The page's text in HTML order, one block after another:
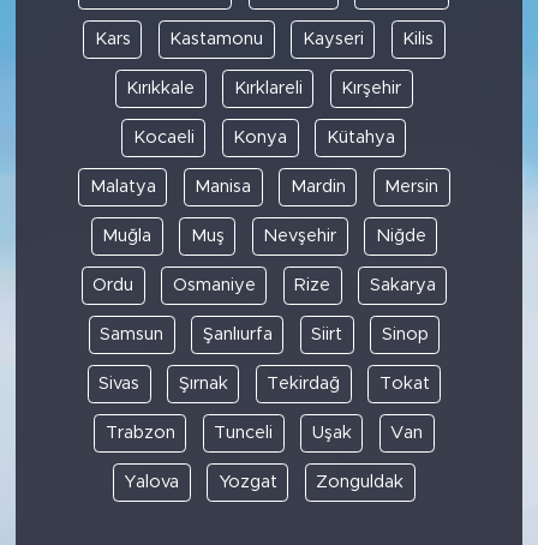
Kars Kastamonu Kayseri Kilis
Kırıkkale Kırklareli Kırşehir
Kocaeli Konya Kütahya
Malatya Manisa Mardin Mersin
Muğla Muş Nevşehir Niğde
Ordu Osmaniye Rize Sakarya
Samsun Şanlıurfa Siirt Sinop
Sivas Şırnak Tekirdağ Tokat
Trabzon Tunceli Uşak Van
Yalova Yozgat Zonguldak